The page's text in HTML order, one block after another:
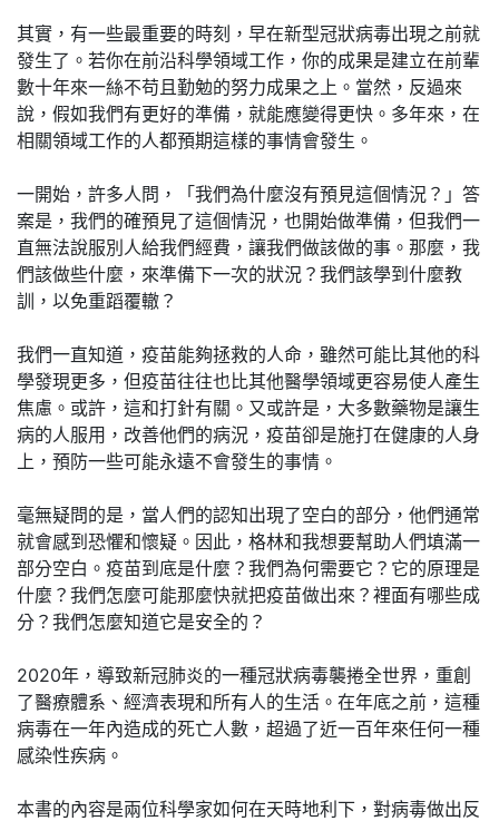
其實，有一些最重要的時刻，早在新型冠狀病毒出現之前就
發生了。若你在前沿科學領域工作，你的成果是建立在前輩
數十年來一絲不苟且勤勉的努力成果之上。當然，反過來
說，假如我們有更好的準備，就能應變得更快。多年來，在
相關領域工作的人都預期這樣的事情會發生。
一開始，許多人問，「我們為什麼沒有預見這個情況？」答
案是，我們的確預見了這個情況，也開始做準備，但我們一
直無法說服別人給我們經費，讓我們做該做的事。那麼，我
們該做些什麼，來準備下一次的狀況？我們該學到什麼教
訓，以免重蹈覆轍？
我們一直知道，疫苗能夠拯救的人命，雖然可能比其他的科
學發現更多，但疫苗往往也比其他醫學領域更容易使人產生
焦慮。或許，這和打針有關。又或許是，大多數藥物是讓生
病的人服用，改善他們的病況，疫苗卻是施打在健康的人身
上，預防一些可能永遠不會發生的事情。
毫無疑問的是，當人們的認知出現了空白的部分，他們通常
就會感到恐懼和懷疑。因此，格林和我想要幫助人們填滿一
部分空白。疫苗到底是什麼？我們為何需要它？它的原理是
什麼？我們怎麼可能那麼快就把疫苗做出來？裡面有哪些成
分？我們怎麼知道它是安全的？
2020年，導致新冠肺炎的一種冠狀病毒襲捲全世界，重創
了醫療體系、經濟表現和所有人的生活。在年底之前，這種
病毒在一年內造成的死亡人數，超過了近一百年來任何一種
感染性疾病。
本書的內容是兩位科學家如何在天時地利下，對病毒做出反